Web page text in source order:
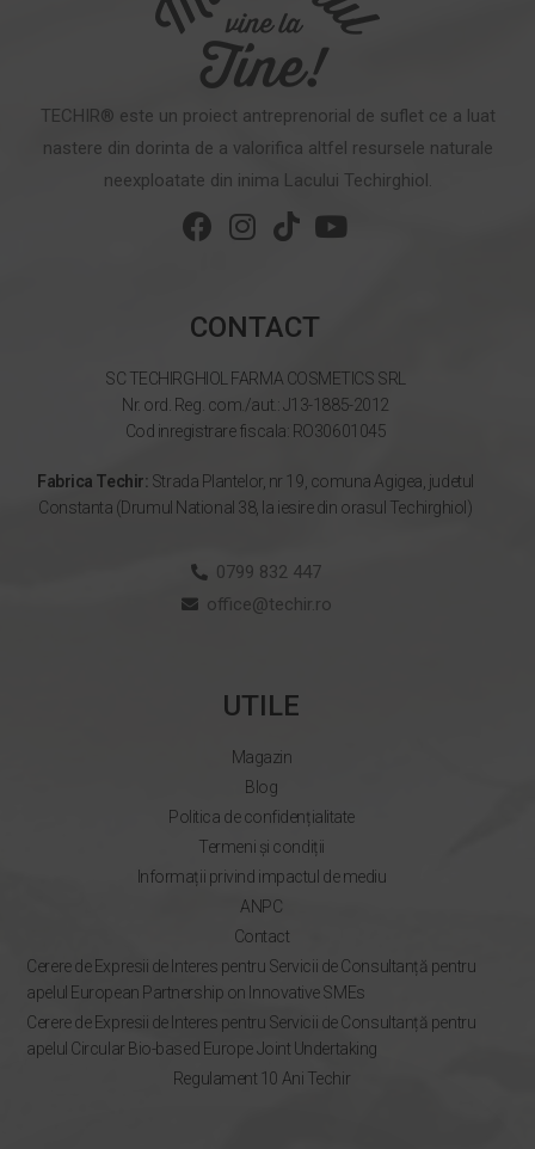
TECHIR® este un proiect antreprenorial de suflet ce a luat
nastere din dorinta de a valorifica altfel resursele naturale
neexploatate din inima Lacului Techirghiol.
CONTACT
SC TECHIRGHIOL FARMA COSMETICS SRL
Nr. ord. Reg. com./aut.: J13-1885-2012
Cod inregistrare fiscala: RO30601045
Fabrica Techir: Strada Plantelor, nr 19, comuna Agigea, judetul
Constanta (Drumul National 38, la iesire din orasul Techirghiol)
0799 832 447
office@techir.ro
UTILE
Magazin
Blog
Politica de confidențialitate
Termeni și condiții
Informații privind impactul de mediu
ANPC
Contact
Cerere de Expresii de Interes pentru Servicii de Consultanță pentru
apelul European Partnership on Innovative SMEs
Cerere de Expresii de Interes pentru Servicii de Consultanță pentru
apelul Circular Bio-based Europe Joint Undertaking
Regulament 10 Ani Techir